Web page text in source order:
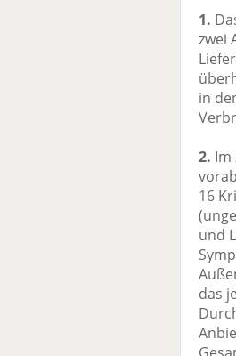
1.
zwei
in
2. Im
16
und
das